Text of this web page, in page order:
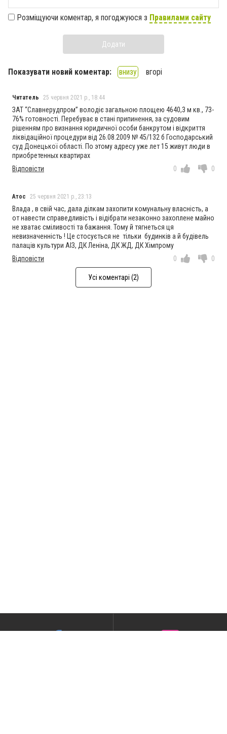
Розміщуючи коментар, я погоджуюся з Правилами сайту
Додати
Показувати новий коментар: внизу вгорі
Читатель 25 червня 2021 р., 18:44
ЗАТ “Славнерудпром” володіє загальною площею 4640,3 м кв., 73-
76% готовності. Перебуває в стані припинення, за судовим
рішенням про визнання юридичної особи банкрутом і відкриття
ліквідаційної процедури від 26.08.2009 № 45/132 б Господарський
суд Донецької області. По этому адресу уже лет 15 живут люди в
приобретенных квартирах
Відповісти
0 0
Атос 25 червня 2021 р., 23:13
Влада , в свій час, дала ділкам захопити комунальну власність, а
от навести справедливість і відібрати незаконно захоплене майно
не хватає сміливості та бажання. Тому й тягнеться ця
невизначенність ! Це стосується не тільки будинків а й будівель
палаців культури АІЗ, ДК Леніна, ДК ЖД, ДК Хімпрому
Відповісти
0 0
Усі коментарі (2)